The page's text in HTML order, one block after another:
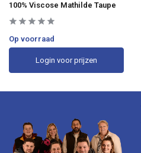
100% Viscose Mathilde Taupe
Op voorraad
Login voor prijzen